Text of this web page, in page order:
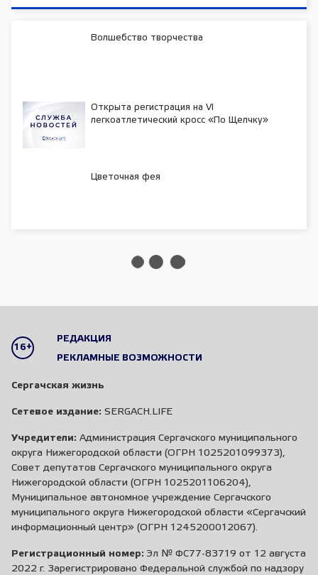
Волшебство творчества
Открыта регистрация на VI
легкоатлетический кросс «По Щелчку»
Цветочная фея
16+
РЕДАКЦИЯ
РЕКЛАМНЫЕ ВОЗМОЖНОСТИ
Сергачская жизнь
Сетевое издание: SERGACH.LIFE
Учредители: Администрация Сергачского муниципального
округа Нижегородской области (ОГРН 1025201099373),
Совет депутатов Сергачского муниципального округа
Нижегородской области (ОГРН 1025201106204),
Муниципальное автономное учреждение Сергачского
муниципального округа Нижегородской области «Сергачский
информационный центр» (ОГРН 1245200012067).
Регистрационный номер: Эл № ФС77-83719 от 12 августа
2022 г. Зарегистрировано Федеральной службой по надзору